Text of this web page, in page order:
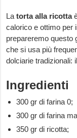
Latorta alla ricotta
calorico e ottimo per
prepareremo questo
che si usa più
dolciarie tradizionali: il
Ingredienti
300 gr di farina 0;
300 gr di farina
350 gr di ricotta;